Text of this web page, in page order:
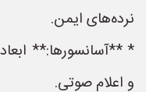
نرده‌های ایمن.
* **آسانسورها:**
و اعلام صوتی.